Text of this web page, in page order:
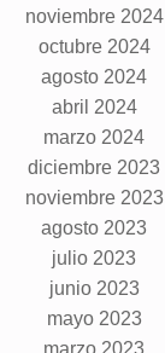
noviembre 2024
octubre 2024
agosto 2024
abril 2024
marzo 2024
diciembre 2023
noviembre 2023
agosto 2023
julio 2023
junio 2023
mayo 2023
marzo 2023